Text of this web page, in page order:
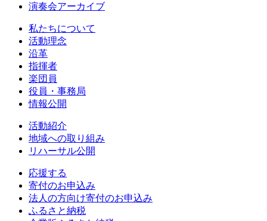
演奏会アーカイブ
私たちについて
活動理念
沿革
指揮者
楽団員
役員・事務局
情報公開
活動紹介
地域への取り組み
リハーサル公開
応援する
寄付のお申込み
法人の方向け寄付のお申込み
ふるさと納税